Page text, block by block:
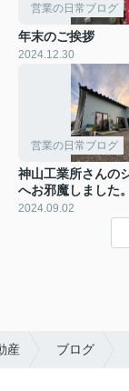
営業の日常ブログ
年末のご挨拶
2024.12.30
営業の日常ブログ
神山工業所さんの
へお邪魔しました。
2024.09.02
産 ブログ